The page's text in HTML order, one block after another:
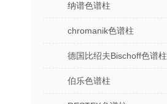
纳谱色谱柱
chromanik色谱柱
德国比绍夫Bischoff色谱柱
伯乐色谱柱